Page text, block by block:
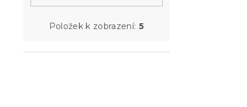
Položek k zobrazení: 5